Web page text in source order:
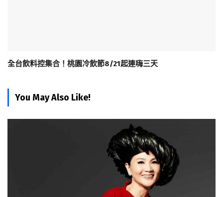
全台飲料控集合！桃園冷飲節8/21起連嗨三天
You May Also Like!